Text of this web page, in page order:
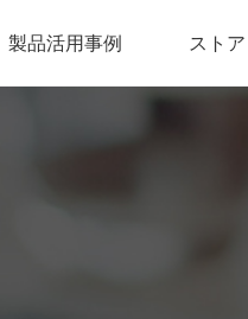
スーパーメディア変換!)
• DVD
製品活用事例 ストア